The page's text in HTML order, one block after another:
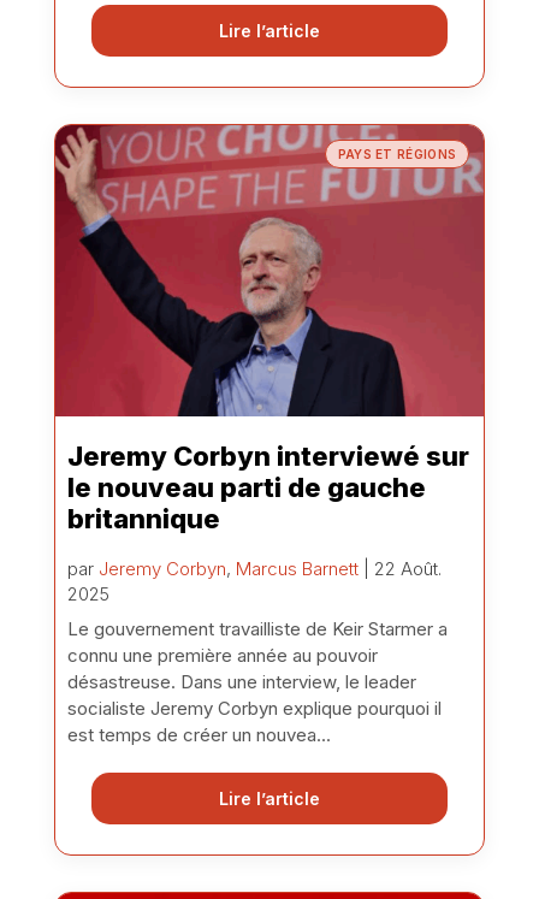
Lire l’article
PAYS ET RÉGIONS
Jeremy Corbyn interviewé sur
le nouveau parti de gauche
britannique
par Jeremy Corbyn, Marcus Barnett| 22 Août.
2025
Le gouvernement travailliste de Keir Starmer a
connu une première année au pouvoir
désastreuse. Dans une interview, le leader
socialiste Jeremy Corbyn explique pourquoi il
est temps de créer un nouvea...
Lire l’article